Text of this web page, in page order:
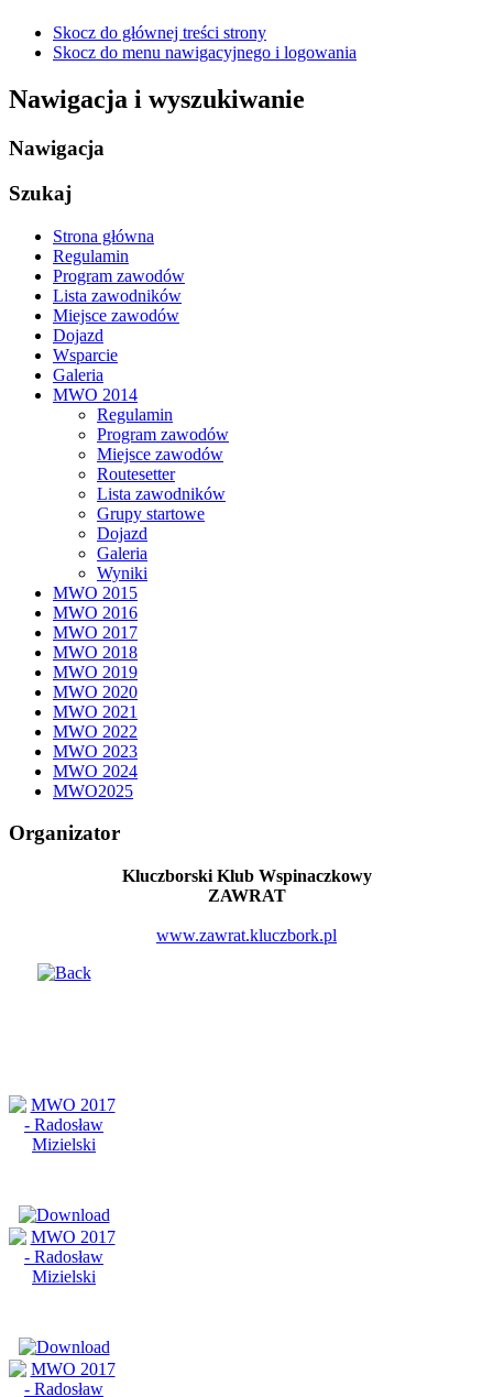
Skocz do głównej treści strony
Skocz do menu nawigacyjnego i logowania
Nawigacja i wyszukiwanie
Nawigacja
Szukaj
Strona główna
Regulamin
Program zawodów
Lista zawodników
Miejsce zawodów
Dojazd
Wsparcie
Galeria
MWO 2014
Regulamin
Program zawodów
Miejsce zawodów
Routesetter
Lista zawodników
Grupy startowe
Dojazd
Galeria
Wyniki
MWO 2015
MWO 2016
MWO 2017
MWO 2018
MWO 2019
MWO 2020
MWO 2021
MWO 2022
MWO 2023
MWO 2024
MWO2025
Organizator
Kluczborski Klub Wspinaczkowy
ZAWRAT
www.zawrat.kluczbork.pl